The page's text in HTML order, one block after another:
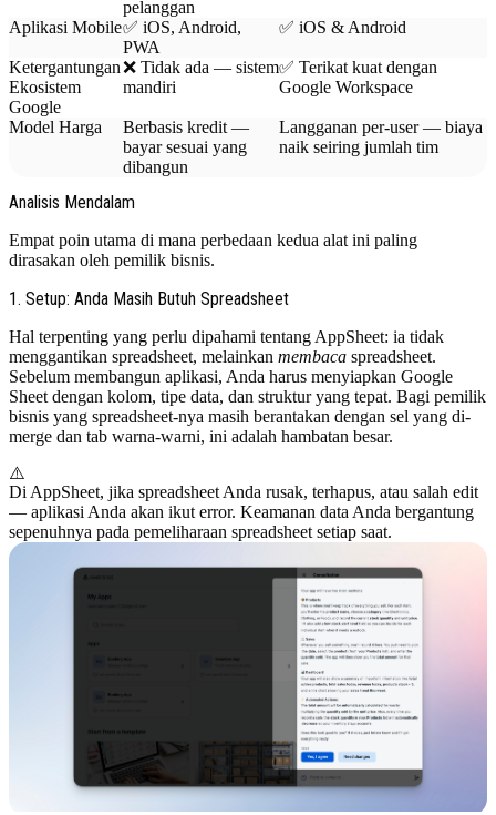
pelanggan
Aplikasi Mobile✅ iOS, Android,
PWA
✅ iOS & Android
Ketergantungan
Ekosistem
Google
❌ Tidak ada — sistem
mandiri
✅ Terikat kuat dengan
Google Workspace
Model Harga
Berbasis kredit —
bayar sesuai yang
dibangun
Langganan per-user — biaya
naik seiring jumlah tim
Analisis Mendalam
Empat poin utama di mana perbedaan kedua alat ini paling
dirasakan oleh pemilik bisnis.
1. Setup: Anda Masih Butuh Spreadsheet
Hal terpenting yang perlu dipahami tentang AppSheet: ia tidak
menggantikan spreadsheet, melainkan membaca spreadsheet.
Sebelum membangun aplikasi, Anda harus menyiapkan Google
Sheet dengan kolom, tipe data, dan struktur yang tepat. Bagi pemilik
bisnis yang spreadsheet-nya masih berantakan dengan sel yang di-
merge dan tab warna-warni, ini adalah hambatan besar.
⚠️
Di AppSheet, jika spreadsheet Anda rusak, terhapus, atau salah edit
— aplikasi Anda akan ikut error. Keamanan data Anda bergantung
sepenuhnya pada pemeliharaan spreadsheet setiap saat.